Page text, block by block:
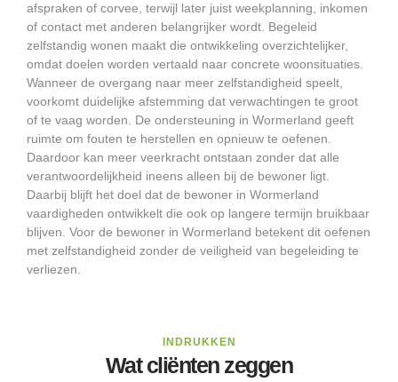
afspraken of corvee, terwijl later juist weekplanning, inkomen
of contact met anderen belangrijker wordt. Begeleid
zelfstandig wonen maakt die ontwikkeling overzichtelijker,
omdat doelen worden vertaald naar concrete woonsituaties.
Wanneer de overgang naar meer zelfstandigheid speelt,
voorkomt duidelijke afstemming dat verwachtingen te groot
of te vaag worden. De ondersteuning in Wormerland geeft
ruimte om fouten te herstellen en opnieuw te oefenen.
Daardoor kan meer veerkracht ontstaan zonder dat alle
verantwoordelijkheid ineens alleen bij de bewoner ligt.
Daarbij blijft het doel dat de bewoner in Wormerland
vaardigheden ontwikkelt die ook op langere termijn bruikbaar
blijven. Voor de bewoner in Wormerland betekent dit oefenen
met zelfstandigheid zonder de veiligheid van begeleiding te
verliezen.
INDRUKKEN
Wat cliënten zeggen